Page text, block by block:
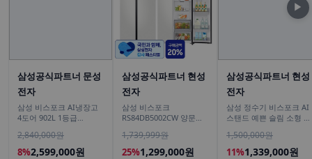
삼성공식파트너 문성
전자
삼성 비스포크 AI냉장고
4도어 902L 1등급
화이트 푸드쇼케이스
2,840,000원
8%2,599,000원
삼성공식파트너 현성
전자
삼성 비스포크
RS84DB5002CW 양문형
1,739,999원
25%1,299,000원
삼성공식파트너 현성
전자
삼성 정수기 비스포크 AI
스탠드 예쁜 슬림 소형 일
커피정수기
1,500,000원
11%1,339,000원
▶